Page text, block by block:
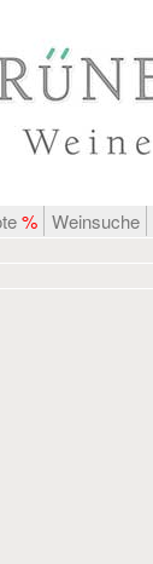
% Weinsuche